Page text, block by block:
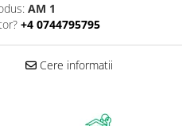
AM 1
+4 0744795795
Cere informatii